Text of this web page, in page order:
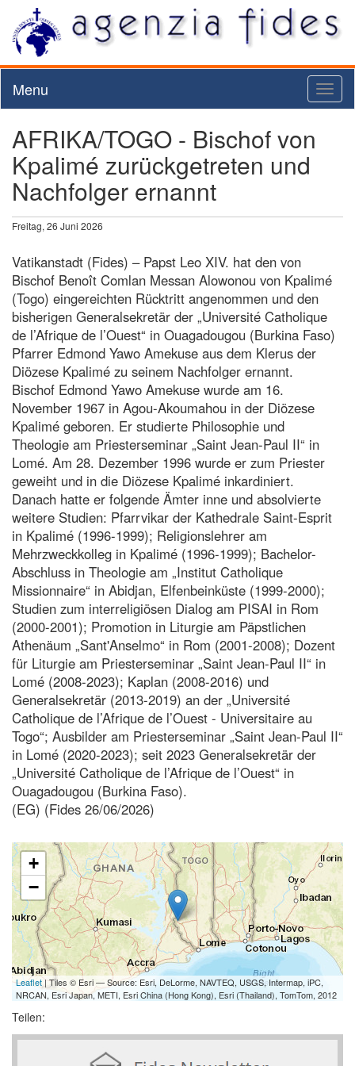
Menu
AFRIKA/TOGO - Bischof von
Kpalimé zurückgetreten und
Nachfolger ernannt
Freitag, 26 Juni 2026
Vatikanstadt (Fides) – Papst Leo XIV. hat den von
Bischof Benoît Comlan Messan Alowonou von Kpalimé
(Togo) eingereichten Rücktritt angenommen und den
bisherigen Generalsekretär der „Université Catholique
de l’Afrique de l’Ouest“ in Ouagadougou (Burkina Faso)
Pfarrer Edmond Yawo Amekuse aus dem Klerus der
Diözese Kpalimé zu seinem Nachfolger ernannt.
Bischof Edmond Yawo Amekuse wurde am 16.
November 1967 in Agou-Akoumahou in der Diözese
Kpalimé geboren. Er studierte Philosophie und
Theologie am Priesterseminar „Saint Jean-Paul II“ in
Lomé. Am 28. Dezember 1996 wurde er zum Priester
geweiht und in die Diözese Kpalimé inkardiniert.
Danach hatte er folgende Ämter inne und absolvierte
weitere Studien: Pfarrvikar der Kathedrale Saint-Esprit
in Kpalimé (1996-1999); Religionslehrer am
Mehrzweckkolleg in Kpalimé (1996-1999); Bachelor-
Abschluss in Theologie am „Institut Catholique
Missionnaire“ in Abidjan, Elfenbeinküste (1999-2000);
Studien zum interreligiösen Dialog am PISAI in Rom
(2000-2001); Promotion in Liturgie am Päpstlichen
Athenäum „Sant'Anselmo“ in Rom (2001-2008); Dozent
für Liturgie am Priesterseminar „Saint Jean-Paul II“ in
Lomé (2008-2023); Kaplan (2008-2016) und
Generalsekretär (2013-2019) an der „Université
Catholique de l’Afrique de l’Ouest - Universitaire au
Togo“; Ausbilder am Priesterseminar „Saint Jean-Paul II“
in Lomé (2020-2023); seit 2023 Generalsekretär der
„Université Catholique de l’Afrique de l’Ouest“ in
Ouagadougou (Burkina Faso).
(EG) (Fides 26/06/2026)
+
−
Leaflet| Tiles © Esri — Source: Esri, DeLorme, NAVTEQ, USGS, Intermap, iPC,
NRCAN, Esri Japan, METI, Esri China (Hong Kong), Esri (Thailand), TomTom, 2012
Teilen: